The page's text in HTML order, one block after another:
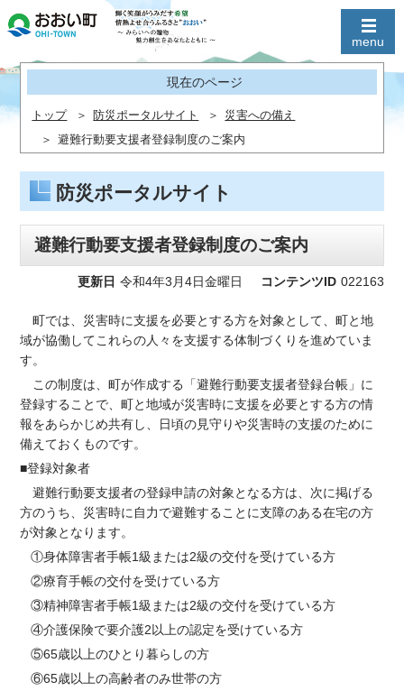
現在のページ
トップ 防災ポータルサイト
災害への備え
避難行動要支援者登録制度のご案内
防災ポータルサイト
避難行動要支援者登録制度のご案内
更新日 令和4年3月4日金曜日 コンテンツID 022163
町では、災害時に支援を必要とする方を対象として、町と地
域が協働してこれらの人々を支援する体制づくりを進めていま
す。
この制度は、町が作成する「避難行動要支援者登録台帳」に
登録することで、町と地域が災害時に支援を必要とする方の情
報をあらかじめ共有し、日頃の見守りや災害時の支援のために
備えておくものです。
■登録対象者
避難行動要支援者の登録申請の対象となる方は、次に掲げる
方のうち、災害時に自力で避難することに支障のある在宅の方
が対象となります。
①身体障害者手帳1級または2級の交付を受けている方
②療育手帳の交付を受けている方
③精神障害者手帳1級または2級の交付を受けている方
④介護保険で要介護2以上の認定を受けている方
⑤65歳以上のひとり暮らしの方
⑥65歳以上の高齢者のみ世帯の方